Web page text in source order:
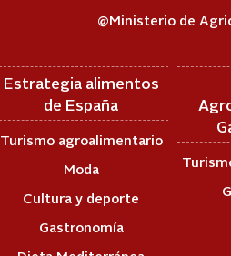
@Ministerio de
Estrategia alimentos
de España
Turismo agroalimentario
Moda
Cultura y deporte
Gastronomía